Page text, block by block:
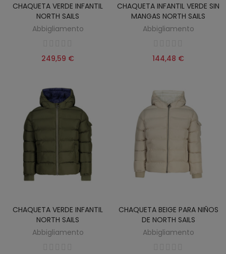
CHAQUETA VERDE INFANTIL
NORTH SAILS
Abbigliamento
249,59 €
CHAQUETA INFANTIL VERDE SIN
MANGAS NORTH SAILS
Abbigliamento
144,48 €
CHAQUETA VERDE INFANTIL
NORTH SAILS
Abbigliamento
CHAQUETA BEIGE PARA NIÑOS
DE NORTH SAILS
Abbigliamento